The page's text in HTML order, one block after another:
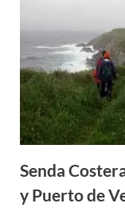
Senda
y Puerto de